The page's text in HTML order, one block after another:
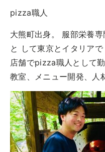
pizza職人
大熊町出身。 服部栄養
と して東京とイタリア
店舗でpizza職人として
教室、メニュー開発、人